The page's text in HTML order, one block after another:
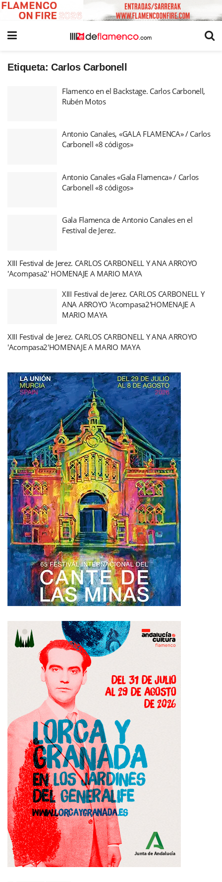
Etiqueta: Carlos Carbonell
Flamenco en el Backstage. Carlos Carbonell,
Rubén Motos
Antonio Canales, «GALA FLAMENCA» / Carlos
Carbonell «8 códigos»
Antonio Canales «Gala Flamenca» / Carlos
Carbonell «8 códigos»
Gala Flamenca de Antonio Canales en el
Festival de Jerez.
XIII Festival de Jerez. CARLOS CARBONELL Y ANA ARROYO
'Acompasa2' HOMENAJE A MARIO MAYA
XIII Festival de Jerez. CARLOS CARBONELL Y
ANA ARROYO 'Acompasa2'HOMENAJE A
MARIO MAYA
XIII Festival de Jerez. CARLOS CARBONELL Y ANA ARROYO
'Acompasa2'HOMENAJE A MARIO MAYA